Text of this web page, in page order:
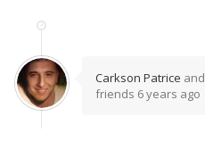
Carkson Patrice and
friends 6 years ago